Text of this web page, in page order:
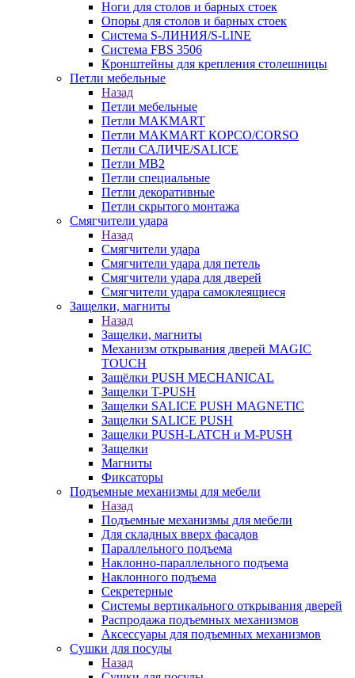
Ноги для столов и барных стоек
Опоры для столов и барных стоек
Система S-ЛИНИЯ/S-LINE
Система FBS 3506
Кронштейны для крепления столешницы
Петли мебельные
Назад
Петли мебельные
Петли MAKMART
Петли MAKMART КОРСО/CORSO
Петли САЛИЧЕ/SALICE
Петли MB2
Петли специальные
Петли декоративные
Петли скрытого монтажа
Смягчители удара
Назад
Смягчители удара
Смягчители удара для петель
Смягчители удара для дверей
Cмягчители удара самоклеящиеся
Защелки, магниты
Назад
Защелки, магниты
Механизм открывания дверей MAGIC
TOUCH
Защёлки PUSH MECHANICAL
Защелки T-PUSH
Защелки SALICE PUSH MAGNETIC
Защелки SALICE PUSH
Защелки PUSH-LATCH и M-PUSH
Защелки
Магниты
Фиксаторы
Подъемные механизмы для мебели
Назад
Подъемные механизмы для мебели
Для складных вверх фасадов
Параллельного подъема
Наклонно-параллельного подъема
Наклонного подъема
Секретерные
Системы вертикального открывания дверей
Распродажа подъемных механизмов
Аксессуары для подъемных механизмов
Сушки для посуды
Назад